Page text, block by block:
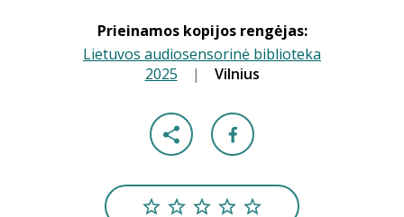
Prieinamos kopijos rengėjas:
Lietuvos audiosensorinė biblioteka
2025 | Vilnius